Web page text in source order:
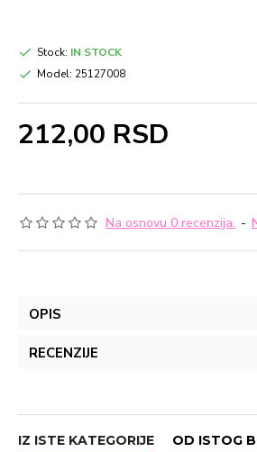
Na osnovu 0 recenzija. -
212,00 RSD
Stock: IN STOCK
Model: 25127008
OPIS
RECENZIJE
IZ ISTE KATEGORIJE OD ISTOG